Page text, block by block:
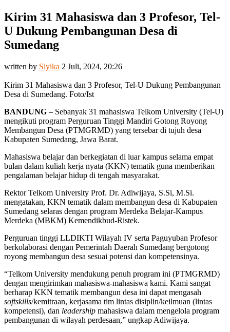
Kirim 31 Mahasiswa dan 3 Profesor, Tel-
U Dukung Pembangunan Desa di
Sumedang
written by Slyika 2 Juli, 2024, 20:26
Kirim 31 Mahasiswa dan 3 Profesor, Tel-U Dukung Pembangunan
Desa di Sumedang. Foto/Ist
BANDUNG – Sebanyak 31 mahasiswa Telkom University (Tel-U)
mengikuti program Perguruan Tinggi Mandiri Gotong Royong
Membangun Desa (PTMGRMD) yang tersebar di tujuh desa
Kabupaten Sumedang, Jawa Barat.
Mahasiswa belajar dan berkegiatan di luar kampus selama empat
bulan dalam kuliah kerja nyata (KKN) tematik guna memberikan
pengalaman belajar hidup di tengah masyarakat.
Rektor Telkom University Prof. Dr. Adiwijaya, S.Si, M.Si.
mengatakan, KKN tematik dalam membangun desa di Kabupaten
Sumedang selaras dengan program Merdeka Belajar-Kampus
Merdeka (MBKM) Kemendikbud-Ristek.
Perguruan tinggi LLDIKTI Wilayah IV serta Paguyuban Profesor
berkolaborasi dengan Pemerintah Daerah Sumedang bergotong
royong membangun desa sesuai potensi dan kompetensinya.
“Telkom University mendukung penuh program ini (PTMGRMD)
dengan mengirimkan mahasiswa-mahasiswa kami. Kami sangat
berharap KKN tematik membangun desa ini dapat mengasah
softskills/kemitraan, kerjasama tim lintas disiplin/keilmuan (lintas
kompetensi), dan leadership mahasiswa dalam mengelola program
pembangunan di wilayah perdesaan,” ungkap Adiwijaya.